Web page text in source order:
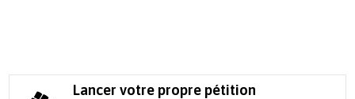
Lancer votre propre pétition